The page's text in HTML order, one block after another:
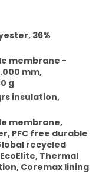
36%
membrane -
mm,
g
insulation,
membrane,
PFC free durable
recycled
Thermal
Coremax lining